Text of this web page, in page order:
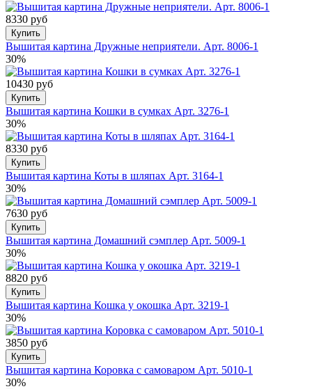
8330 руб
Купить
Вышитая картина Дружные неприятели. Арт. 8006-1
30%
10430 руб
Купить
Вышитая картина Кошки в сумках Арт. 3276-1
30%
8330 руб
Купить
Вышитая картина Коты в шляпах Арт. 3164-1
30%
7630 руб
Купить
Вышитая картина Домашний сэмплер Арт. 5009-1
30%
8820 руб
Купить
Вышитая картина Кошка у окошка Арт. 3219-1
30%
3850 руб
Купить
Вышитая картина Коровка с самоваром Арт. 5010-1
30%